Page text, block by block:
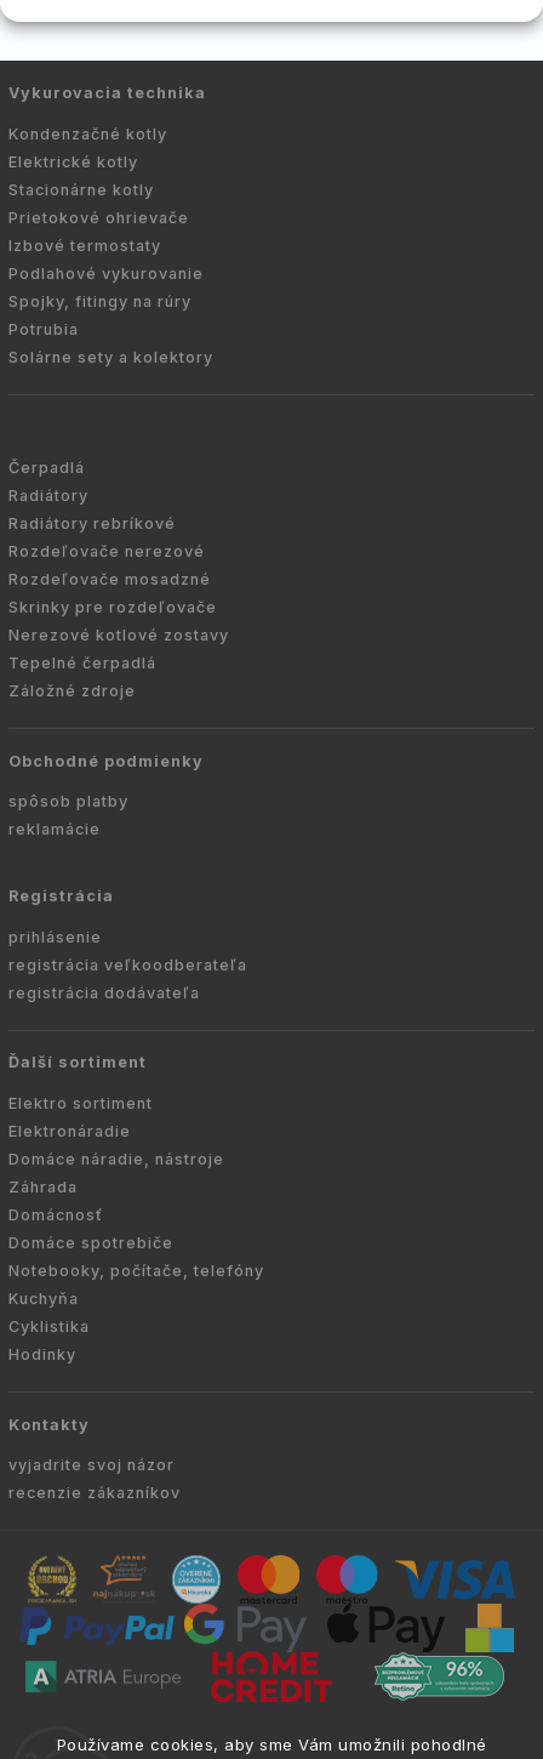
Používame cookies, aby sme Vám umožnili pohodlné
Vykurovacia technika
Kondenzačné kotly
Elektrické kotly
Stacionárne kotly
Prietokové ohrievače
Izbové termostaty
Podlahové vykurovanie
Spojky, fitingy na rúry
Potrubia
Solárne sety a kolektory
Čerpadlá
Radiátory
Radiátory rebríkové
Rozdeľovače nerezové
Rozdeľovače mosadzné
Skrinky pre rozdeľovače
Nerezové kotlové zostavy
Tepelné čerpadlá
Záložné zdroje
Obchodné podmienky
spôsob platby
reklamácie
Registrácia
prihlásenie
registrácia veľkoodberateľa
registrácia dodávateľa
Ďalší sortiment
Elektro sortiment
Elektronáradie
Domáce náradie, nástroje
Záhrada
Domácnosť
Domáce spotrebiče
Notebooky, počítače, telefóny
Kuchyňa
Cyklistika
Hodinky
Kontakty
vyjadrite svoj názor
recenzie zákazníkov